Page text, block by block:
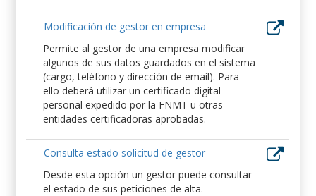
Modificación de gestor en empresa
Permite al gestor de una empresa modificar
algunos de sus datos guardados en el sistema
(cargo, teléfono y dirección de email). Para
ello deberá utilizar un certificado digital
personal expedido por la FNMT u otras
entidades certificadoras aprobadas.
Consulta estado solicitud de gestor
Desde esta opción un gestor puede consultar
el estado de sus peticiones de alta.